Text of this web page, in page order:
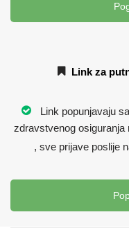
Link za
Link popunjavaju
zdravstvenog osiguranja
, sve prijave poslije